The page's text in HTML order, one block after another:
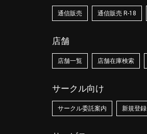
通信販売 通信販売 R-18
店舗
店舗一覧 店舗在庫検索
サークル向け
サークル委託案内 新規登録